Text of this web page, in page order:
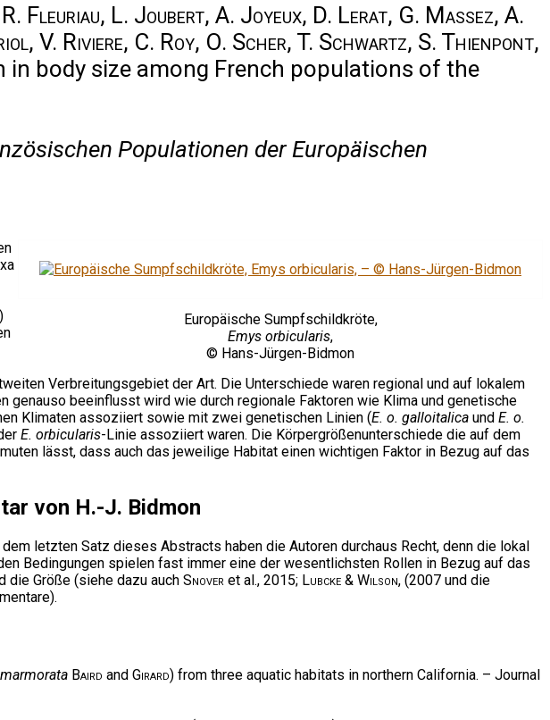
Fleuriau, L. Joubert, A. Joyeux, D. Lerat, G. Massez, A.
V. Riviere, C. Roy, O. Scher, T. Schwartz, S. Thienpont,
in body size among French populations of the
Populationen der Europäischen
Europäische Sumpfschildkröte,
Emys orbicularis,
© Hans-Jürgen-Bidmon
)
Verbreitungsgebiet der Art. Die Unterschiede waren regional und auf lokalem
genauso beeinflusst wird wie durch regionale Faktoren wie Klima und genetische
Klimaten assoziiert sowie mit zwei genetischen Linien (E. o. galloitalica und E. o.
E. orbicularis-Linie assoziiert waren. Die Körpergrößenunterschiede die auf dem
lässt, dass auch das jeweilige Habitat einen wichtigen Faktor in Bezug auf das
von H.-J. Bidmon
letzten Satz dieses Abstracts haben die Autoren durchaus Recht, denn die lokal
Bedingungen spielen fast immer eine der wesentlichsten Rollen in Bezug auf das
die Größe (siehe dazu auch Snover et al., 2015; Lubcke & Wilson, (2007 und die
Baird and Girard) from three aquatic habitats in northern California. – Journal